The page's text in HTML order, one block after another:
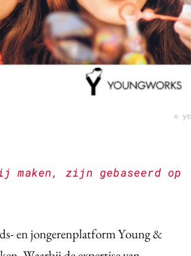
© yc
maken, zijn gebaseerd op
en jongerenplatform Young &